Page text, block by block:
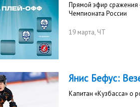
Прямой эфир сражения
Чемпионата России
19 марта, ЧТ
Янис Бефус:
Капитан «Кузбасса» о